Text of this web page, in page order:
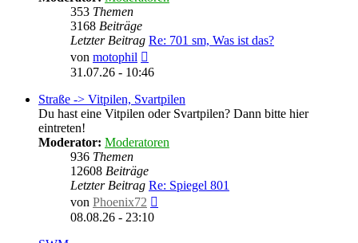
353 Themen
3168 Beiträge
Letzter Beitrag Re: 701 sm, Was ist das?
von motophil
Beitrag
31.07.26 - 10:46
Straße -> Vitpilen, Svartpilen
Du hast eine Vitpilen oder Svartpilen? Dann bitte hier
eintreten!
Moderator: Moderatoren
936 Themen
12608 Beiträge
Letzter Beitrag Re: Spiegel 801
von Phoenix72
08.08.26 - 23:10